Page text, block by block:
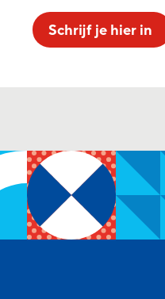
Schrijf je hier in